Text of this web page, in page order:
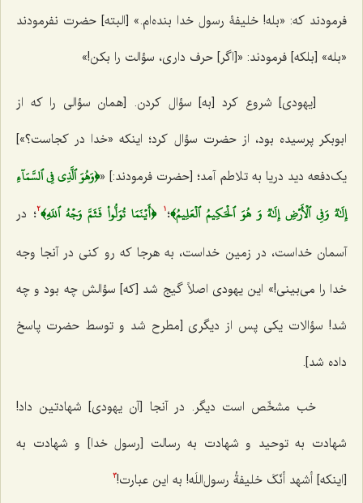
فرمودند که: «بله! خلیفۀ رسول خدا بنده‌ام.» [البته] حضرت نفرمودند
«بله» [بلکه] فرمودند: «[اگر] حرف داری، سؤالت را بکن!»
[یهودی] شروع کرد [به] سؤال کردن. [همان سؤالی را که از
ابوبکر پرسیده بود، از حضرت سؤال کرد؛ اینکه «خدا در کجاست؟»]
یک‌دفعه دید دریا به تلاطم آمد؛ [حضرت فرمودند:] «﴿وَهُوَ ٱلَّذِي فِي ٱلسَّمَآءِ
إِلَٰهٞ وَفِي ٱلۡأَرۡضِ إِلَٰهٞ وَ هُوَ ٱلۡحَكِيمُ ٱلۡعَلِيمُ﴾؛ 1 ﴿أَيۡنَمَا تُوَلُّواْ فَثَمَّ وَجۡهُ ٱللَهِ﴾2؛ در
آسمان خداست، در زمین خداست، به هرجا که رو کنی در آنجا وجه
خدا را می‌بینی!» این یهودی اصلاً گیج شد [که] سؤالش چه بود و چه
شد! سؤالات یکی پس از دیگری [مطرح شد و توسط حضرت پاسخ
داده شد].
خب مشخّص است دیگر. در آنجا [آن یهودی] شهادتین داد!
شهادت به توحید و شهادت به رسالت [رسول خدا] و شهادت به
[اینکه] أشهد أنّکَ خلیفةُ رسول‌اللَه! به این عبارت!3